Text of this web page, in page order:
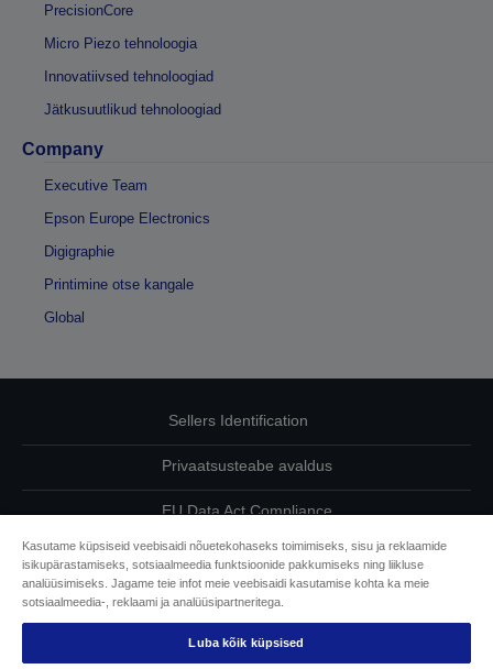
PrecisionCore
Micro Piezo tehnoloogia
Innovatiivsed tehnoloogiad
Jätkusuutlikud tehnoloogiad
Company
Executive Team
Epson Europe Electronics
Digigraphie
Printimine otse kangale
Global
Sellers Identification
Privaatsusteabe avaldus
EU Data Act Compliance
Võtke meiega oma andmete osas ühendust
Cookie Information
Epsoni pühendumine juurdepääsetavusele
Kasutame küpsiseid veebisaidi nõuetekohaseks toimimiseks, sisu ja reklaamide
isikupärastamiseks, sotsiaalmeedia funktsioonide pakkumiseks ning liikluse
analüüsimiseks. Jagame teie infot meie veebisaidi kasutamise kohta ka meie
sotsiaalmeedia-, reklaami ja analüüsipartneritega.
Luba kõik küpsised